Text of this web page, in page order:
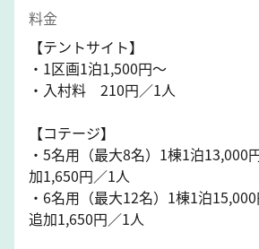
料金
【テントサイト】
・1区画1泊1,500円～
・入村料 210円／1人
【コテージ】
・5名用（最大8名）1棟1泊13,000
加1,650円／1人
・6名用（最大12名）1棟1泊
追加1,650円／1人